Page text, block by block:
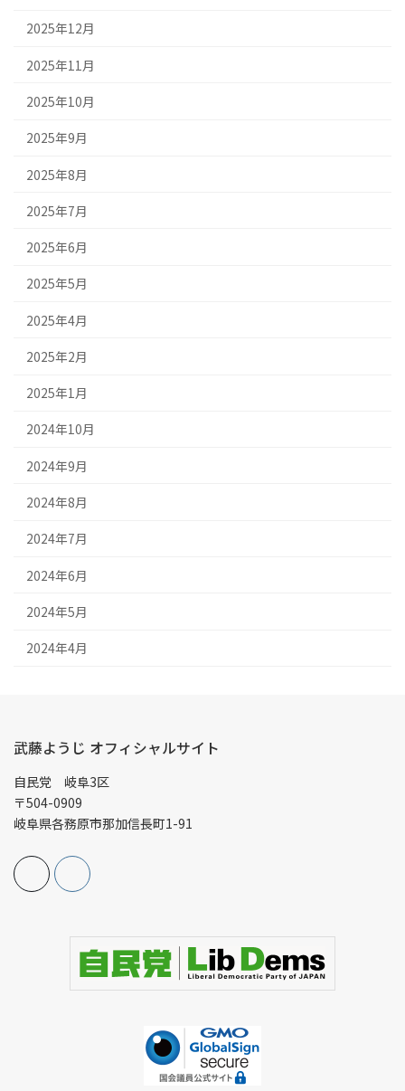
2025年12月
2025年11月
2025年10月
2025年9月
2025年8月
2025年7月
2025年6月
2025年5月
2025年4月
2025年2月
2025年1月
2024年10月
2024年9月
2024年8月
2024年7月
2024年6月
2024年5月
2024年4月
武藤ようじ オフィシャルサイト
自民党 岐阜3区
〒504-0909
岐阜県各務原市那加信長町1-91